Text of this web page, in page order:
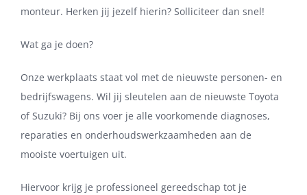
monteur. Herken jij jezelf hierin? Solliciteer dan snel!
Wat ga je doen?
Onze werkplaats staat vol met de nieuwste personen- en
bedrijfswagens. Wil jij sleutelen aan de nieuwste Toyota
of Suzuki? Bij ons voer je alle voorkomende diagnoses,
reparaties en onderhoudswerkzaamheden aan de
mooiste voertuigen uit.
Hiervoor krijg je professioneel gereedschap tot je